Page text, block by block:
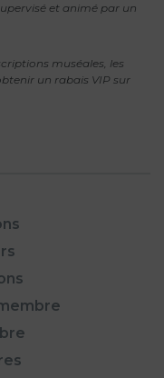
et animé par un
muséales, les
un rabais VIP sur